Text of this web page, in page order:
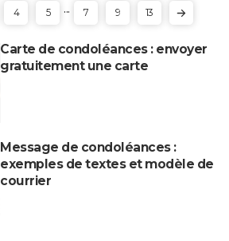
4 5 ... 7 9 13
Carte de condoléances : envoyer
gratuitement une carte
Message de condoléances :
exemples de textes et modèle de
courrier